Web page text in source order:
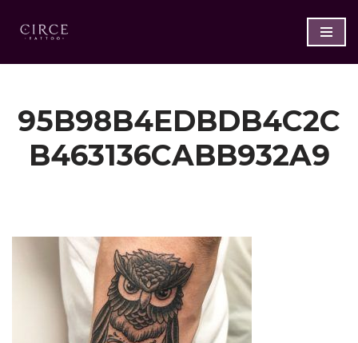
Saltar
al
95B98B4EDBDB4C2C
B463136CABB932A9